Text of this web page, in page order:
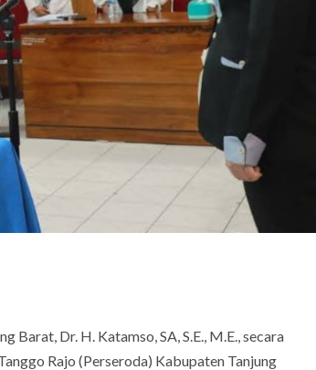
Barat, Dr. H. Katamso, SA, S.E., M.E., secara
Rajo (Perseroda) Kabupaten Tanjung